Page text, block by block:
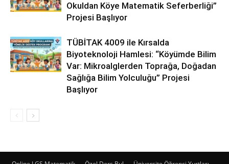
Okuldan Köye Matematik Seferberliği”
Projesi Başlıyor
TÜBİTAK 4009 ile Kırsalda
Biyoteknoloji Hamlesi: “Köyümde Bilim
Var: Mikroalglerden Toprağa, Doğadan
Sağlığa Bilim Yolculuğu” Projesi
Başlıyor